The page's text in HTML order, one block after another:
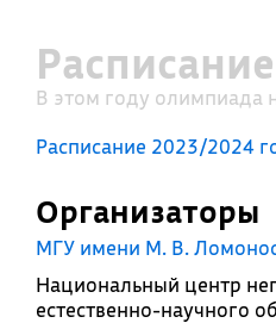
Расписание
В этом году олимпиада
Расписание 2023/2024
Организаторы
МГУ имени М. В.
Национальный центр
естественно-научного